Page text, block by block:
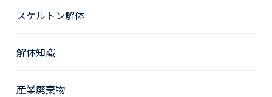
スケルトン解体
解体知識
産業廃棄物